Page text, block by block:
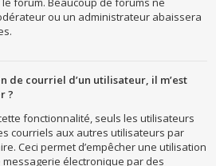
ou un administrateur abaissera
de courriel d’un utilisateur, il m’est
?
fonctionnalité, seuls les utilisateurs
courriels aux autres utilisateurs par
Ceci permet d’empêcher une utilisation
électronique par des